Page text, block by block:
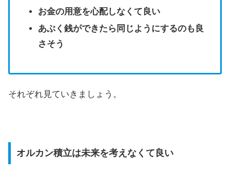
お金の用意を心配しなくて良い
あぶく銭ができたら同じようにするのも良
さそう
それぞれ見ていきましょう。
オルカン積立は未来を考えなくて良い